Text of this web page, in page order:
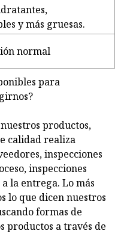
y más gruesas.
normal
para
productos,
calidad realiza
inspecciones
inspecciones
la entrega. Lo más
lo que dicen nuestros
formas de
productos a través de